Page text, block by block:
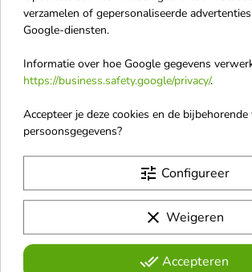
micronaalden om de huid
effectief glad te maken en het
uiterlijk te verbeteren.
€ 6,90
speciaal
onzuivere
Nieuw

Tołpa Dermo Face
Nieuw
Tołpa
verzamelen of gepersonaliseerde
Google-diensten.
Informatie over hoe Google gegevens
https://business.safety.google/privacy/.
Accepteer je deze cookies en de
persoonsgegevens?
tune Configureer
clear Weigeren
done_all Accepteren